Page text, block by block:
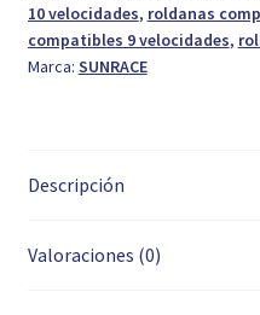
10 velocidades, roldanas
compatibles 9 velocidades,
Marca: SUNRACE
Descripción
Valoraciones (0)